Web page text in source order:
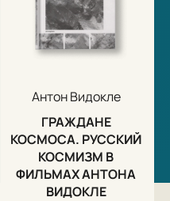
Антон Видокле
ГРАЖДАНЕ
КОСМОСА. РУССКИЙ
КОСМИЗМ В
ФИЛЬМАХ АНТОНА
ВИДОКЛЕ